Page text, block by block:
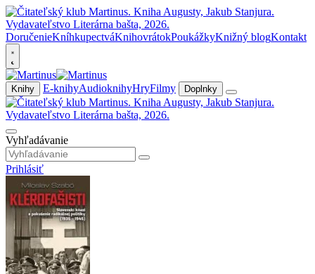
DoručenieKníhkupectváKnihovrátokPoukážkyKnižný blogKontakt
Knihy E-knihyAudioknihyHryFilmy Doplnky
Vyhľadávanie
Prihlásiť